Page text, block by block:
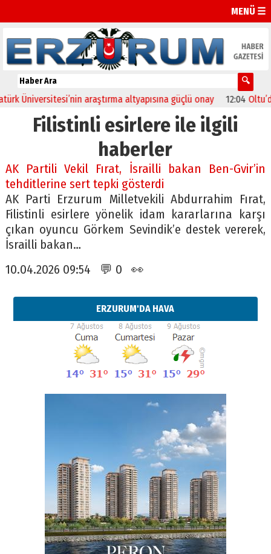
MENÜ ☰
Üniversitesi’nin araştırma altyapısına güçlü onay 12:04 Oltu’da
Filistinli esirlere ile ilgili
haberler
AK Partili Vekil Fırat, İsrailli bakan Ben-Gvir’in
tehditlerine sert tepki gösterdi
AK Parti Erzurum Milletvekili Abdurrahim Fırat,
Filistinli esirlere yönelik idam kararlarına karşı
çıkan oyuncu Görkem Sevindik’e destek vererek,
İsrailli bakan…
10.04.2026 09:54 💬 0 👀
ERZURUM'DA HAVA
Esat BİNDESEN
Başkan Sekmen’den Erzurum’a
bir vizyon proje daha!
02 Ağustos 2026 Pazar
Kadir SABUNCUOĞLU